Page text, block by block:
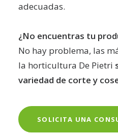
adecuadas.
¿No encuentras tu
No hay problema, las
la horticultura De Pietri
variedad de corte y
SOLICITA UNA